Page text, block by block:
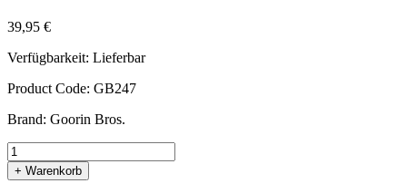
39,95 €
Verfügbarkeit: Lieferbar
Product Code: GB247
Brand: Goorin Bros.
+ Warenkorb